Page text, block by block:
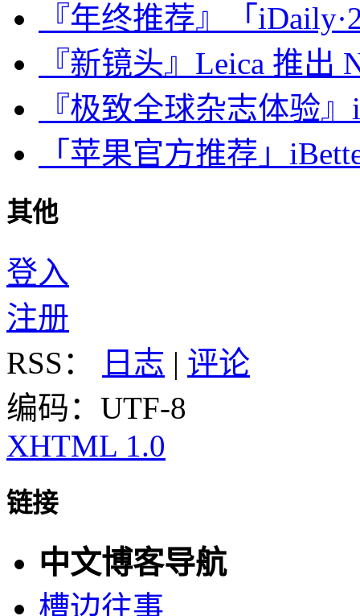
『年终推荐』「
『新镜头』Leica 推出
『极致全球杂志体验
「苹果官方推荐」
其他
登入
注册
RSS：
日志 | 评论
编码：UTF-8
XHTML 1.0
链接
中文博客导航
槽边往事